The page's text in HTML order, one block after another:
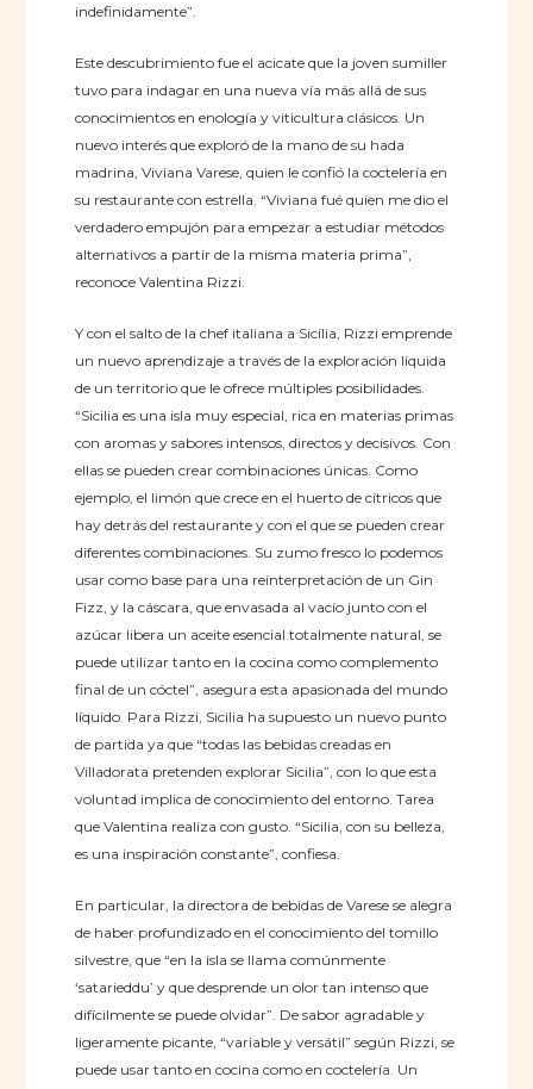
indefinidamente”.
Este descubrimiento fue el acicate que la joven sumiller
tuvo para indagar en una nueva vía más allá de sus
conocimientos en enología y viticultura clásicos. Un
nuevo interés que exploró de la mano de su hada
madrina, Viviana Varese, quien le confió la coctelería en
su restaurante con estrella. “Viviana fué quien me dio el
verdadero empujón para empezar a estudiar métodos
alternativos a partir de la misma materia prima”,
reconoce Valentina Rizzi.
Y con el salto de la chef italiana a Sicilia, Rizzi emprende
un nuevo aprendizaje a través de la exploración líquida
de un territorio que le ofrece múltiples posibilidades.
“Sicilia es una isla muy especial, rica en materias primas
con aromas y sabores intensos, directos y decisivos. Con
ellas se pueden crear combinaciones únicas. Como
ejemplo, el limón que crece en el huerto de cítricos que
hay detrás del restaurante y con el que se pueden crear
diferentes combinaciones. Su zumo fresco lo podemos
usar como base para una reinterpretación de un Gin
Fizz, y la cáscara, que envasada al vacío junto con el
azúcar libera un aceite esencial totalmente natural, se
puede utilizar tanto en la cocina como complemento
final de un cóctel”, asegura esta apasionada del mundo
líquido. Para Rizzi, Sicilia ha supuesto un nuevo punto
de partida ya que “todas las bebidas creadas en
Villadorata pretenden explorar Sicilia”, con lo que esta
voluntad implica de conocimiento del entorno. Tarea
que Valentina realiza con gusto. “Sicilia, con su belleza,
es una inspiración constante”, confiesa.
En particular, la directora de bebidas de Varese se alegra
de haber profundizado en el conocimiento del tomillo
silvestre, que “en la isla se llama comúnmente
‘satarieddu’ y que desprende un olor tan intenso que
difícilmente se puede olvidar”. De sabor agradable y
ligeramente picante, “variable y versátil” según Rizzi, se
puede usar tanto en cocina como en coctelería. Un